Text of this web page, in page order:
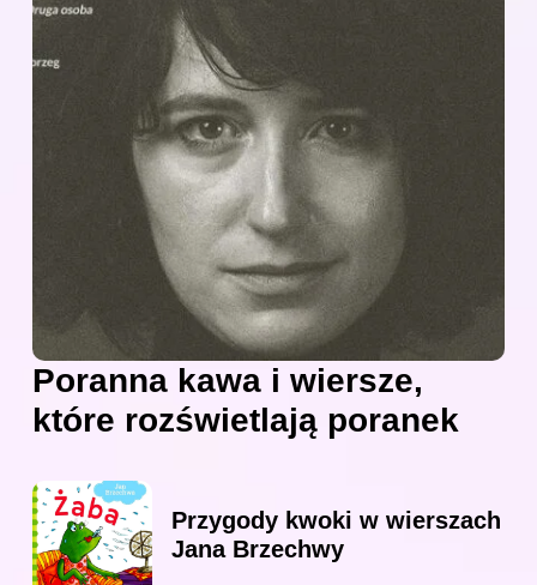
Poranna kawa i wiersze,
które rozświetlają poranek
Przygody kwoki w wierszach
Jana Brzechwy